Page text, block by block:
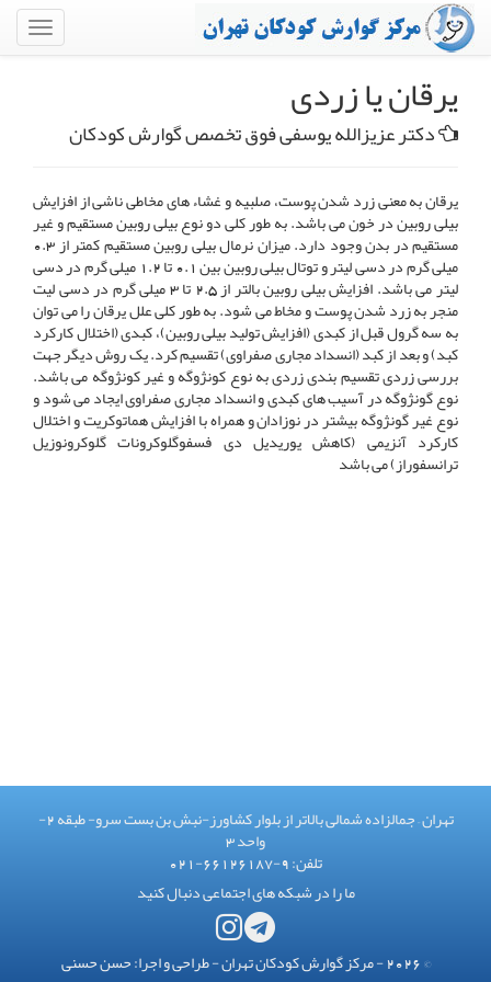
یرقان یا زردی
دکتر عزیزالله یوسفی فوق تخصص گوارش کودکان
یرقان به معنی زرد شدن پوست، صلبیه و غشاء های مخاطی ناشی از افزایش
بیلی روبین در خون می باشد. به طور کلی دو نوع بیلی روبین مستقیم و غیر
مستقیم در بدن وجود دارد. میزان نرمال بیلی روبین مستقیم کمتر از 0.3
میلی گرم در دسی لیتر و توتال بیلی روبین بین 0.1 تا 1.2 میلی گرم در دسی
لیتر می باشد. افزایش بیلی روبین بالتر از 2.5 تا 3 میلی گرم در دسی لیت
منجر به زرد شدن پوست و مخاط می شود. به طور کلی علل یرقان را می توان
به سه گرول قبل از کبدی (افزایش تولید بیلی روبین)، کبدی (اختلال کارکرد
کبد) و بعد از کبد (انسداد مجاری صفراوی) تقسیم کرد. یک روش دیگر جهت
بررسی زردی تقسیم بندی زردی به نوع کونژوگه و غیر کونژوگه می باشد.
نوع گونژوگه در آسیب های کبدی و انسداد مجاری صفراوی ایجاد می شود و
نوع غیر گونژوگه بیشتر در نوزادان و همراه با افزایش هماتوکریت و اختلال
کارکرد آنزیمی (کاهش یوریدیل دی فسفوگلوکرونات گلوکرونوزیل
ترانسفوراز) می باشد
تهران – جمالزاده شمالی بالاتر از بلوار کشاورز-نبش بن بست سرو- طبقه 2-
واحد 3
تلفن:021-66126187-9
ما را در شبکه های اجتماعی دنبال کنید
© 2026 - مرکز گوارش کودکان تهران - طراحی و اجرا: حسن حسنی